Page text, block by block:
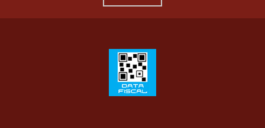
SUBSCREVA A NOSSA NEWSLETTER